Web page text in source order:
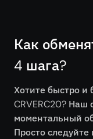
Как
4 шага?
Хотите быстро и
CRVERC20? Наш
моментальный
Просто следуйте